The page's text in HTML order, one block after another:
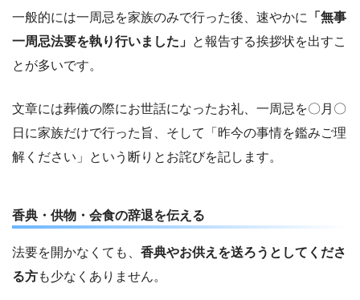
一般的には一周忌を家族のみで行った後、速やかに
「無事
一周忌法要を執り行いました」 と報告する挨拶状を出すこ
とが多いです。
文章には葬儀の際にお世話になったお礼、一周忌を〇月〇
日に家族だけで行った旨、そして「昨今の事情を鑑みご理
解ください」という断りとお詫びを記します。
香典・供物・会食の辞退を伝える
法要を開かなくても、 香典やお供えを送ろうとしてくださ
る方も少なくありません。